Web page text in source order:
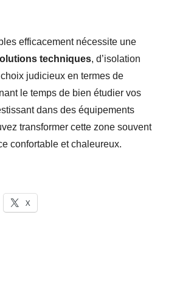
efficacement nécessite une
techniques, d’isolation
judicieux en termes de
le temps de bien étudier vos
dans des équipements
transformer cette zone souvent
confortable et chaleureux.
X